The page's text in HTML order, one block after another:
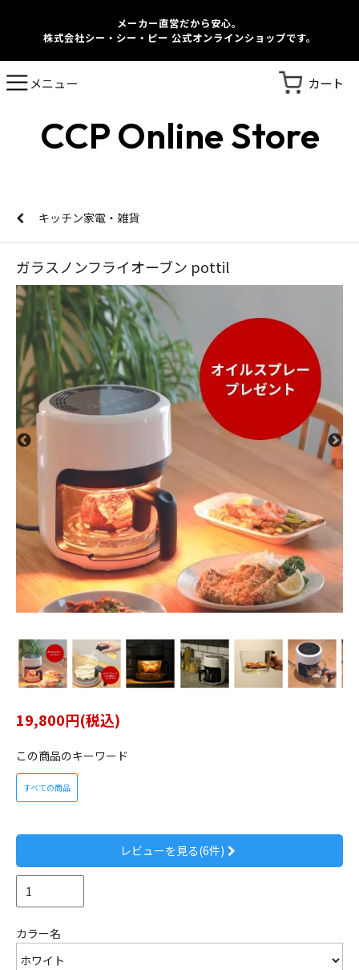
メーカー直営だから安心。
株式会社シー・シー・ピー 公式オンラインショップです。
メニュー カート
CCP Online Store
キッチン家電・雑貨
ガラスノンフライオーブン pottil
19,800円(税込)
この商品のキーワード
すべての商品
レビューを見る(6件)
カラー名